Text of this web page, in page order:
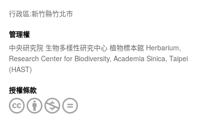
行政區:新竹縣竹北市
管理權
中央研究院 生物多樣性研究中心 植物標本館 Herbarium,
Research Center for Biodiversity, Academia Sinica, Taipei
(HAST)
授權條款